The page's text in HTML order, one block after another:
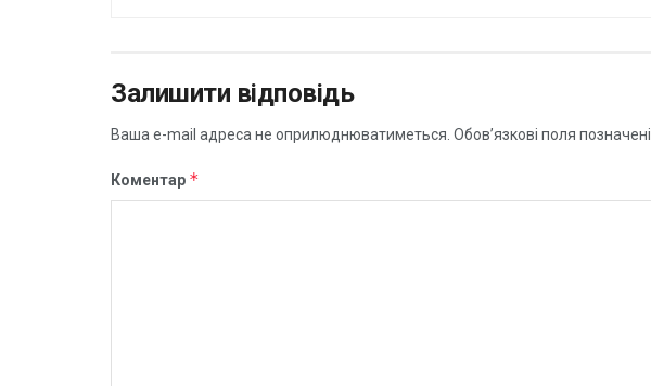
Залишити відповідь
Ваша e-mail адреса не оприлюднюватиметься. Обов’язкові поля позначені
Коментар *